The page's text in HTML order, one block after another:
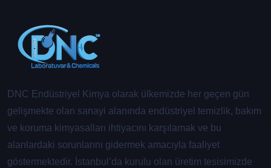
DNC Endüstriyel Kimya olarak ülkemizde her geçen gün
gelişmekte olan sanayi alanında endüstriyel temizlik, bakım
ve koruma kimyasalları ihtiyacını karşılamak ve bu
alanlardaki sorunlarını gidermek amacıyla faaliyet
göstermektedir. İstanbul’da kurulu olan üretim tesisimizde